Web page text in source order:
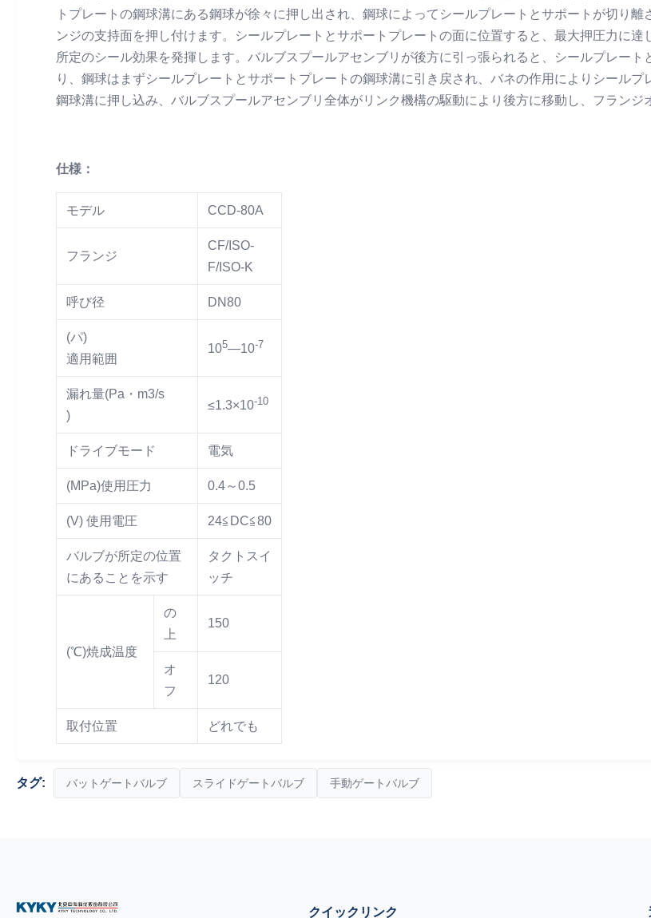
トプレートの鋼球溝にある鋼球が徐々に押し出され、鋼球によってシールプレートとサポートが切り
ンジの支持面を押し付けます。シールプレートとサポートプレートの面に位置すると、最大押圧力に
所定のシール効果を発揮します。バルブスプールアセンブリが後方に引っ張られると、シールプレー
り、鋼球はまずシールプレートとサポートプレートの鋼球溝に引き戻され、バネの作用によりシール
鋼球溝に押し込み、バルブスプールアセンブリ全体がリンク機構の駆動により後方に移動し、フランジ
仕様：
モデル CCD-80A
フランジ
CF/ISO-
F/ISO-K
呼び径 DN80
(パ)
適用範囲
105—10-7
漏れ量(Pa・m3/s
)
≤1.3×10-10
ドライブモード 電気
(MPa)使用圧力 0.4～0.5
(V) 使用電圧 24≦DC≦80
バルブが所定の位置
にあることを示す
タクトスイ
ッチ
(℃)焼成温度
の
上
150
オ
フ
120
取付位置 どれでも
タグ: バットゲートバルブ スライドゲートバルブ 手動ゲートバルブ
クイックリンク